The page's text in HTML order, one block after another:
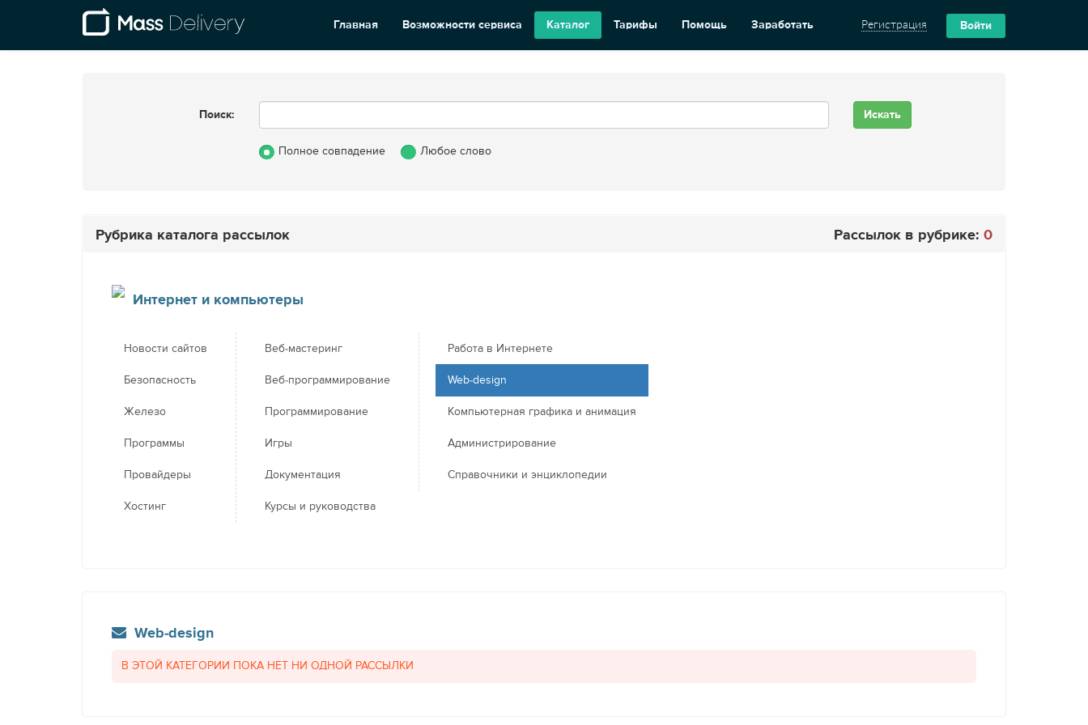
Главная Возможности сервиса Каталог Тарифы Помощь Заработать Регистрация Войти
Поиск:
Полное совпадение Любое слово
Рубрика каталога рассылок Рассылок в рубрике: 0
Интернет и компьютеры
Новости сайтов
Безопасность
Железо
Программы
Провайдеры
Хостинг
Веб-мастеринг
Веб-программирование
Программирование
Игры
Документация
Курсы и руководства
Работа в Интернете
Web-design
Компьютерная графика и анимация
Администрирование
Справочники и энциклопедии
Web-design
В ЭТОЙ КАТЕГОРИИ ПОКА НЕТ НИ ОДНОЙ РАССЫЛКИ